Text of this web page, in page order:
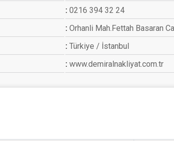
0216 394 32 24
Orhanli Mah.Fettah Basaran
Türkiye / İstanbul
www.demiralnakliyat.com.tr